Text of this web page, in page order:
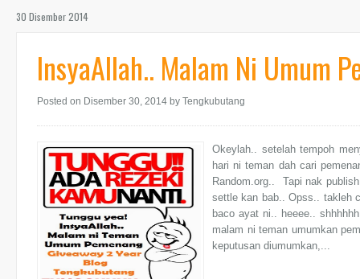
30 Disember 2014
InsyaAllah.. Malam Ni Umum
Posted on Disember 30, 2014 by Tengkubutang
Okeylah.. setelah tempoh
hari ni teman dah cari
Random.org.. Tapi nak
settle kan bab.. Opss.. takleh
baco ayat ni.. heeee..
malam ni teman umumkan
keputusan diumumkan,...